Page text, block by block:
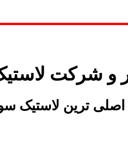
و شرکت
اصلی ترین لاستیک